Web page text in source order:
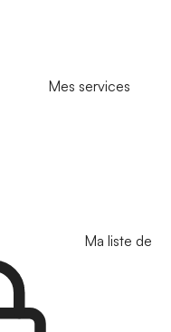
Mes services
Ma liste de